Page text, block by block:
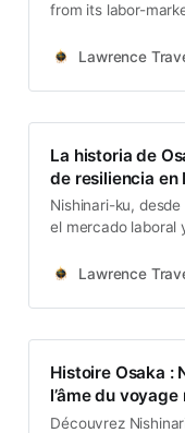
from its labor-
artistic rebirth and
Lawrence
La historia de
de resiliencia en
Nishinari-ku,
el mercado laboral
artístico moderno
Lawrence
Histoire Osaka :
l’âme du
Découvrez